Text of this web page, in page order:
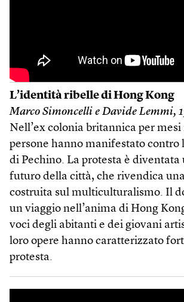
L’identità ribelle di Hong Kong
Marco Simoncelli e Davide Lemmi,
Nell’ex colonia britannica per
persone hanno manifestato contro
di Pechino. La protesta è diventata
futuro della città, che rivendica
costruita sul multiculturalismo. Il
un viaggio nell’anima di Hong
voci degli abitanti e dei giovani
loro opere hanno caratterizzato
protesta.